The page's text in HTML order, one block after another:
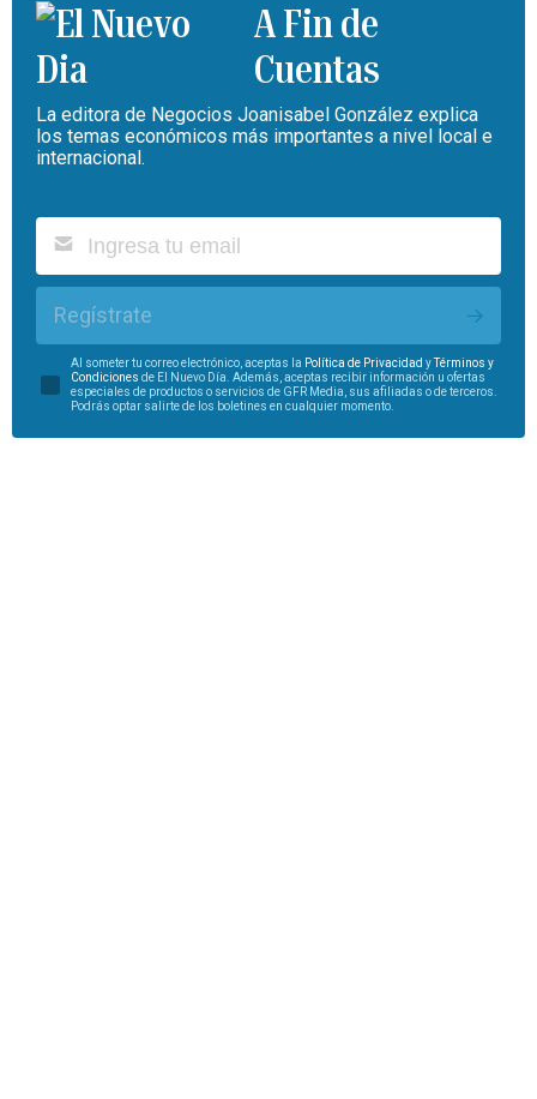
A Fin de
Cuentas
La editora de Negocios Joanisabel González explica
los temas económicos más importantes a nivel local e
internacional.
Regístrate
Al someter tu correo electrónico, aceptas la Política de Privacidad yTérminos y
Condiciones de El Nuevo Día. Además, aceptas recibir información u ofertas
especiales de productos o servicios de GFR Media, sus afiliadas o de terceros.
Podrás optar salirte de los boletines en cualquier momento.